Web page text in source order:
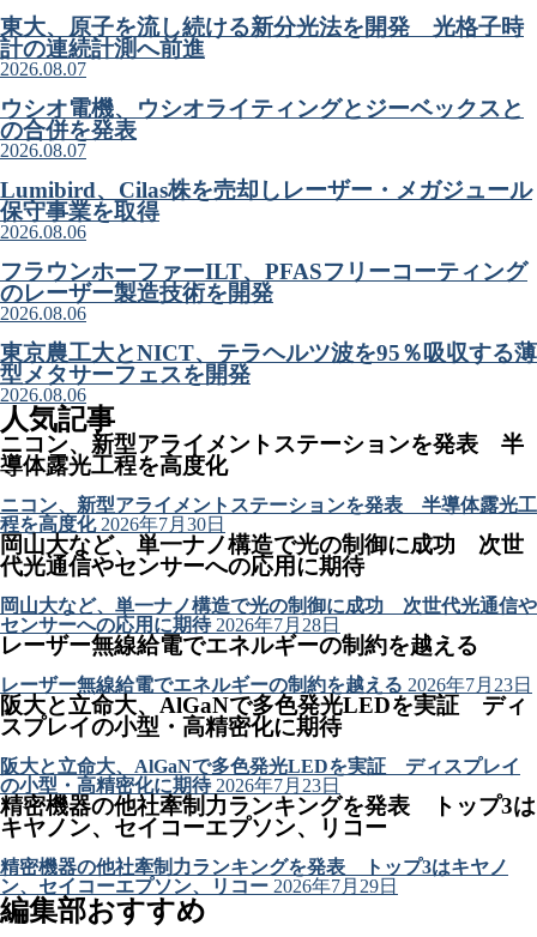
東大、原子を流し続ける新分光法を開発 光格子時
計の連続計測へ前進
2026.08.07
ウシオ電機、ウシオライティングとジーベックスと
の合併を発表
2026.08.07
Lumibird、Cilas株を売却しレーザー・メガジュール
保守事業を取得
2026.08.06
フラウンホーファーILT、PFASフリーコーティング
のレーザー製造技術を開発
2026.08.06
東京農工大とNICT、テラヘルツ波を95％吸収する薄
型メタサーフェスを開発
2026.08.06
人気記事
ニコン、新型アライメントステーションを発表 半
導体露光工程を高度化
ニコン、新型アライメントステーションを発表 半導体露光工
程を高度化 2026年7月30日
岡山大など、単一ナノ構造で光の制御に成功 次世
代光通信やセンサーへの応用に期待
岡山大など、単一ナノ構造で光の制御に成功 次世代光通信や
センサーへの応用に期待 2026年7月28日
レーザー無線給電でエネルギーの制約を越える
レーザー無線給電でエネルギーの制約を越える 2026年7月23日
阪大と立命大、AlGaNで多色発光LEDを実証 ディ
スプレイの小型・高精密化に期待
阪大と立命大、AlGaNで多色発光LEDを実証 ディスプレイ
の小型・高精密化に期待 2026年7月23日
精密機器の他社牽制力ランキングを発表 トップ3は
キヤノン、セイコーエプソン、リコー
精密機器の他社牽制力ランキングを発表 トップ3はキヤノ
ン、セイコーエプソン、リコー 2026年7月29日
編集部おすすめ